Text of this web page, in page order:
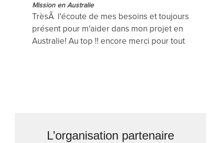
Mission en Australie
TrèsÃ l'écoute de mes besoins et toujours
présent pour m'aider dans mon projet en
Australie! Au top !! encore merci pour tout
L’organisation partenaire